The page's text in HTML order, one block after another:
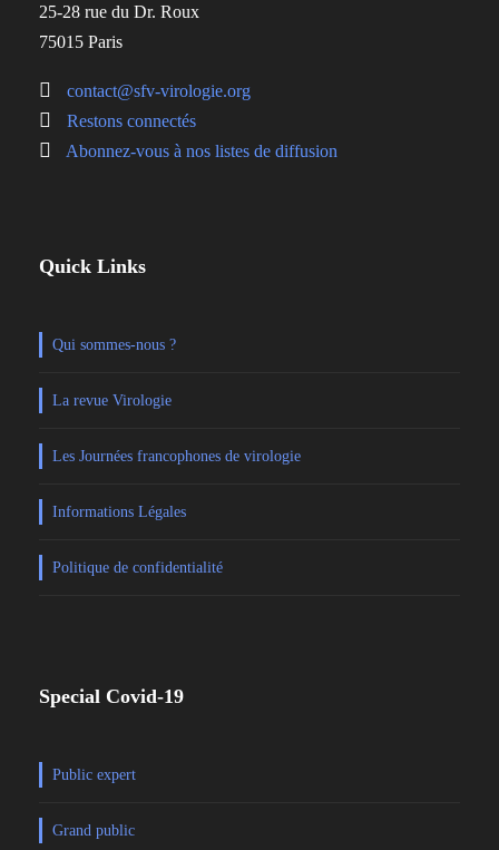
25-28 rue du Dr. Roux
75015 Paris
contact@sfv-virologie.org
Restons connectés
Abonnez-vous à nos listes de diffusion
Quick Links
Qui sommes-nous ?
La revue Virologie
Les Journées francophones de virologie
Informations Légales
Politique de confidentialité
Special Covid-19
Public expert
Grand public